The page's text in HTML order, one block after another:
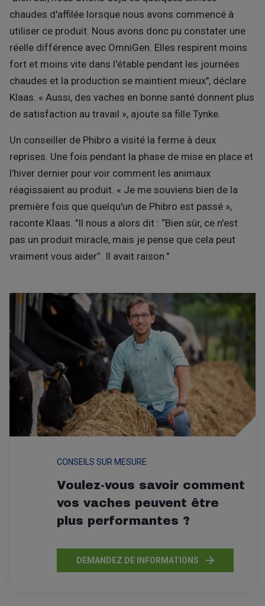
chaudes d'affilée lorsque nous avons commencé à
utiliser ce produit. Nous avons donc pu constater une
réelle différence avec OmniGen. Elles respirent moins
fort et moins vite dans l'étable pendant les journées
chaudes et la production se maintient mieux", déclare
Klaas. « Aussi, des vaches en bonne santé donnent plus
de satisfaction au travail », ajoute sa fille Tynke.
Un conseiller de Phibro a visité la ferme à deux
reprises. Une fois pendant la phase de mise en place et
l'hiver dernier pour voir comment les animaux
réagissaient au produit. « Je me souviens bien de la
première fois que quelqu'un de Phibro est passé »,
raconte Klaas. "Il nous a alors dit : “Bien sûr, ce n'est
pas un produit miracle, mais je pense que cela peut
vraiment vous aider”. Il avait raison."
CONSEILS SUR MESURE
Voulez-vous savoir comment
vos vaches peuvent être
plus performantes ?
DEMANDEZ DE INFORMATIONS